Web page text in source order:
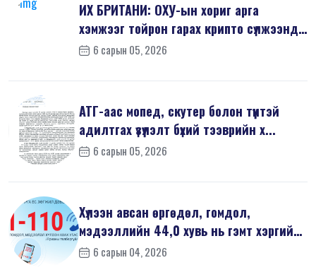
ИХ БРИТАНИ: ОХУ-ын хориг арга
хэмжээг тойрон гарах крипто сүлжээнд
хор...6 сарын 05, 2026
АТГ-аас мопед, скутер болон түүнтэй
адилтгах үзүүлэлт бүхий тээврийн х...
6 сарын 05, 2026
Хүлээн авсан өргөдөл, гомдол,
мэдээллийн 44,0 хувь нь гэмт хэргийн
шин...
6 сарын 04, 2026